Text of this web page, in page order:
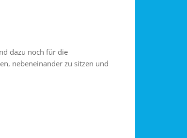
dazu noch für die
nebeneinander zu sitzen und